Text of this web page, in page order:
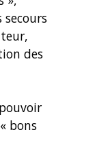
secours
des
bons